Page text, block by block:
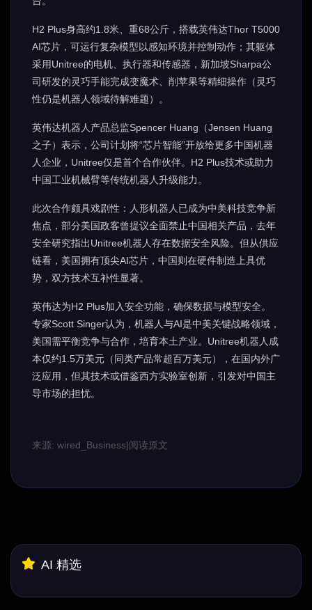
H2 Plus身高约1.8米、重68公斤，搭载英伟达Thor T5000
AI芯片，可运行复杂模型以感知环境并控制动作；其躯体
采用Unitree的电机、执行器和传感器，新加坡Sharpa公
司研发的灵巧手能完成变魔术、削苹果等精细操作（灵巧
性仍是机器人领域待解难题）。
英伟达机器人产品总监Spencer Huang（Jensen Huang
之子）表示，公司计划将“芯片智能”开放给更多中国机器
人企业，Unitree仅是首个合作伙伴。H2 Plus技术或助力
中国工业机械臂等传统机器人升级能力。
此次合作颇具戏剧性：人形机器人已成为中美科技竞争新
焦点，部分美国政客曾提议全面禁止中国相关产品，去年
安全研究指出Unitree机器人存在数据安全风险。但从供应
链看，美国拥有顶尖AI芯片，中国则在硬件制造上具优
势，双方技术互补性显著。
英伟达为H2 Plus加入安全功能，确保数据与模型安全。
专家Scott Singer认为，机器人与AI是中美关键战略领域，
美国需平衡竞争与合作，培育本土产业。Unitree机器人成
本仅约1.5万美元（同类产品常超百万美元），在国内外广
泛应用，但其技术或借鉴西方实验室创新，引发对中国主
导市场的担忧。
来源: wired_Business|阅读原文
AI 精选